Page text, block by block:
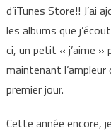
d’iTunes Store!! J’ai
les albums que
ci, un petit « j’aime
maintenant l’ampleur
premier jour.
Cette année encore,